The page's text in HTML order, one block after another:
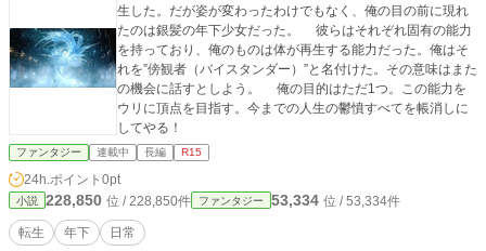
生した。だが姿が変わったわけでもなく、俺の目の前に現れ
たのは銀髪の年下少女だった。 彼らはそれぞれ固有の能力
を持っており、俺のものは体が再生する能力だった。俺はそ
れを”傍観者（バイスタンダー）”と名付けた。その意味はまた
の機会に話すとしよう。 俺の目的はただ1つ。この能力を
ウリに頂点を目指す。今までの人生の鬱憤すべてを帳消しに
してやる！
ファンタジー 連載中 長編 R15
24h.ポイント 0pt
小説 228,850 位 / 228,850件 ファンタジー 53,334 位 / 53,334件
転生 年下 日常